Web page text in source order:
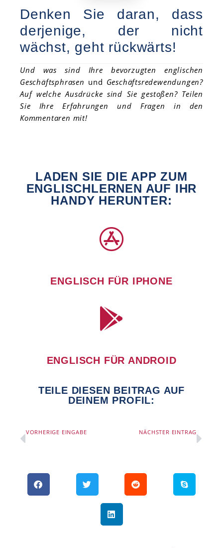
Denken Sie daran, dass
derjenige, der nicht
wächst, geht rückwärts!
Und was sind Ihre bevorzugten englischen
Geschäftsphrasen und Geschäftsredewendungen?
Auf welche Ausdrücke sind Sie gestoßen? Teilen
Sie Ihre Erfahrungen und Fragen in den
Kommentaren mit!
LADEN SIE DIE APP ZUM
ENGLISCHLERNEN AUF IHR
HANDY HERUNTER:
ENGLISCH FÜR IPHONE
ENGLISCH FÜR ANDROID
TEILE DIESEN BEITRAG AUF
DEINEM PROFIL:
VORHERIGE EINGABE NÄCHSTER EINTRAG